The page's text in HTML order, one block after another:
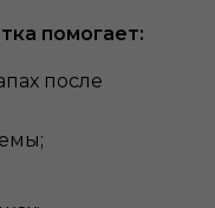
помогает:
после